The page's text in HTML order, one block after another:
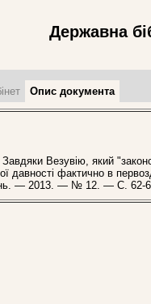
Державна
Опис документа
Везувію, який
давності фактично в
— 2013. — № 12. — С. 62-